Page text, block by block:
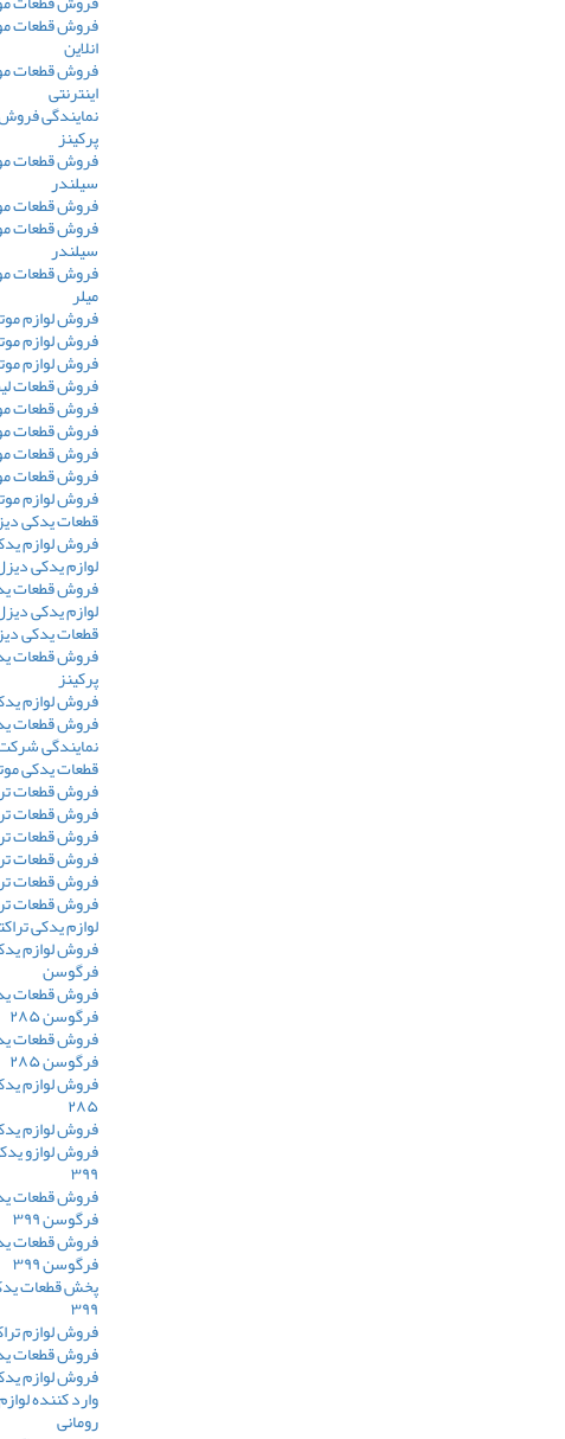
فروش قطعات
انلاین
فروش قطعات
اینترنتی
نمایندگی
پرکینز
سیلندر
فروش قطعات
سیلندر
فروش قطعات
میلر
فروش لوازم
فروش لوازم
فروش لوازم
فروش قطعات
فروش قطعات
فروش قطعات
فروش قطعات
فروش قطعات
فروش لوازم
قطعات یدکی
فروش لوازم
لوازم یدکی
فروش قطعات
لوازم یدکی
قطعات یدکی
فروش قطعات
پرکینز
فروش لوازم
فروش قطعات
نمایندگی
قطعات یدکی
فروش قطعات
فروش قطعات
فروش قطعات
فروش قطعات
فروش قطعات
فروش قطعات
لوازم یدکی
فروش لوازم
فرگوسن
فروش قطعات
فرگوسن ۲۸۵
فروش قطعات
فرگوسن ۲۸۵
فروش لوازم
۲۸۵
فروش لوازم یدکی
فروش لوازو
۳۹۹
فروش قطعات
فرگوسن ۳۹۹
فروش قطعات
فرگوسن ۳۹۹
پخش قطعات
۳۹۹
فروش لوازم
فروش قطعات
فروش لوازم
وارد کننده
رومانی